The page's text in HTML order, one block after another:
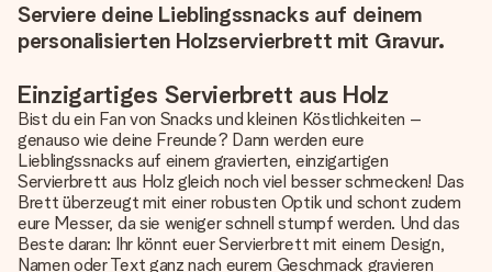
Serviere deine Lieblingssnacks auf deinem
personalisierten Holzservierbrett mit Gravur.
Einzigartiges Servierbrett aus Holz
Bist du ein Fan von Snacks und kleinen Köstlichkeiten –
genauso wie deine Freunde? Dann werden eure
Lieblingssnacks auf einem gravierten, einzigartigen
Servierbrett aus Holz gleich noch viel besser schmecken! Das
Brett überzeugt mit einer robusten Optik und schont zudem
eure Messer, da sie weniger schnell stumpf werden. Und das
Beste daran: Ihr könnt euer Servierbrett mit einem Design,
Namen oder Text ganz nach eurem Geschmack gravieren